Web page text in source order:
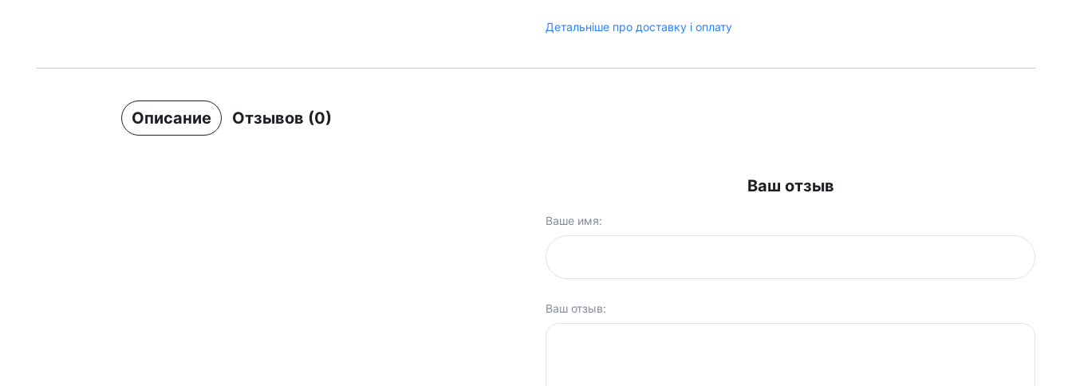
Детальніше про доставку і оплату
Описание Отзывов (0)
Ваш отзыв
Ваше имя:
Ваш отзыв: